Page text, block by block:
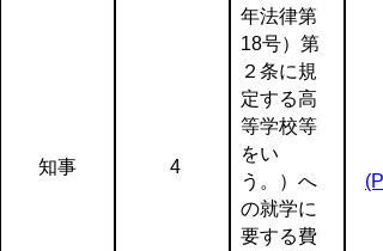
知事 4
年法律第
18号）第
２条に規
定する高
等学校等
をい
う。）へ
の就学に
要する費